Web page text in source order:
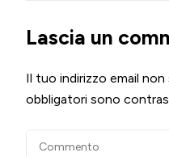
Lascia un
Il tuo indirizzo email non
obbligatori sono